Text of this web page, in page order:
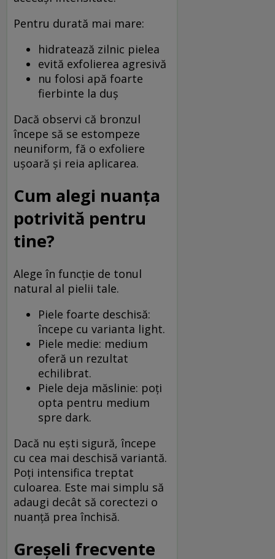
Pentru durată mai mare:
hidratează zilnic pielea
evită exfolierea agresivă
nu folosi apă foarte
fierbinte la duș
Dacă observi că bronzul
începe să se estompeze
neuniform, fă o exfoliere
ușoară și reia aplicarea.
Cum alegi nuanța
potrivită pentru
tine?
Alege în funcție de tonul
natural al pielii tale.
Piele foarte deschisă:
începe cu varianta light.
Piele medie: medium
oferă un rezultat
echilibrat.
Piele deja măslinie: poți
opta pentru medium
spre dark.
Dacă nu ești sigură, începe
cu cea mai deschisă variantă.
Poți intensifica treptat
culoarea. Este mai simplu să
adaugi decât să corectezi o
nuanță prea închisă.
Greșeli frecvente